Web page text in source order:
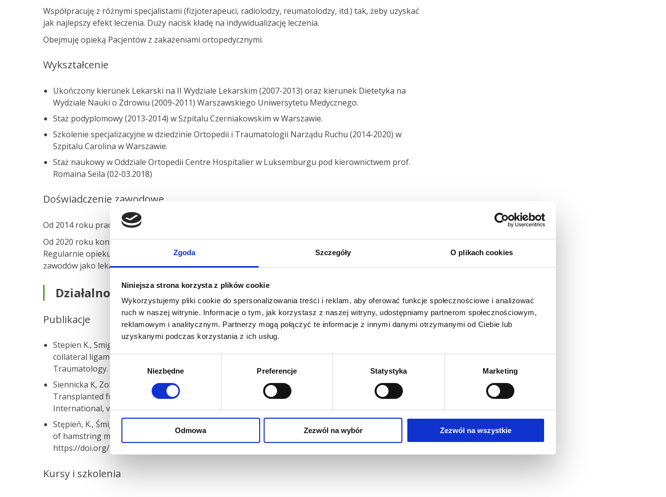
Zgoda Szczegóły O plikach cookies
Niniejsza strona korzysta z plików cookie
Wykorzystujemy pliki cookie do spersonalizowania treści i reklam, aby oferować funkcje społecznościowe i analizować
ruch w naszej witrynie. Informacje o tym, jak korzystasz z naszej witryny, udostępniamy partnerom społecznościowym,
reklamowym i analitycznym. Partnerzy mogą połączyć te informacje z innymi danymi otrzymanymi od Ciebie lub
uzyskanymi podczas korzystania z ich usług.
Wybór
Niezbędne Preferencje Statystyka Marketing
Odmowa Zezwól na wybór Zezwól na wszystkie
Współpracuję z różnymi specjalistami (fizjoterapeuci, radiolodzy, reumatolodzy, itd.) tak, żeby uzyskać
jak najlepszy efekt leczenia. Duży nacisk kładę na indywidualizację leczenia.
Obejmuję opieką Pacjentów z zakażeniami ortopedycznymi.
Wykształcenie
Ukończony kierunek Lekarski na II Wydziale Lekarskim (2007-2013) oraz kierunek Dietetyka na
Wydziale Nauki o Zdrowiu (2009-2011) Warszawskiego Uniwersytetu Medycznego.
Staż podyplomowy (2013-2014) w Szpitalu Czerniakowskim w Warszawie.
Szkolenie specjalizacyjne w dziedzinie Ortopedii i Traumatologii Narządu Ruchu (2014-2020) w
Szpitalu Carolina w Warszawie.
Staż naukowy w Oddziale Ortopedii Centre Hospitalier w Luksemburgu pod kierownictwem prof.
Romaina Seila (02-03.2018)
Doświadczenie zawodowe
Od 2014 roku pracuję w Szpitalu Carolina.
Od 2020 roku konsultuję sportowców kadry narodowej w Centralnym Ośrodku Medycyny Sportowej.
Regularnie opiekuję się sportowcami różnych dyscyplin podczas europejskich i międzynarodowych
zawodów jako lekarz Reprezentacji Polski.
Działalność naukowa
Publikacje
Stepien K., Smigielski R.: 28-year-old woman training fencing with isolated rupture of radial
collateral ligament of the metacarpophalangeal joint of the index finger. Sports Orthopaedics and
Traumatology. Available online 31 July 2015 ahead of print. doi:10.1016/j.orthtr.2015.06.009
Siennicka K, Zolocinska A, Stepien K, et al., “Adipose-Derived Cells (Stromal Vascular Fraction)
Transplanted for Orthopedical or Neurological Purposes: Are They Safe Enough?,” Stem Cells
International, vol. 2016, Article ID 5762916, 5 pages, 2016. doi:10.1155/2016/576291
Stępień, K., Śmigielski, R., Mouton, C. et al. Anatomy of proximal attachment, course, and innervation
of hamstring muscles: a pictorial essay. Knee Surg Sports Traumatol Arthrosc (2019) 27: 673.
https://doi.org/10.1007/s00167-018-5265-z
Kursy i szkolenia